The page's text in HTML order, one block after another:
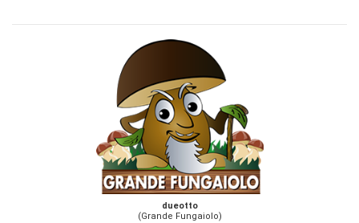
dueotto
(Grande Fungaiolo)